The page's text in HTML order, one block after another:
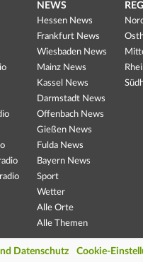
NEWS
Hessen News
Frankfurt News
Wiesbaden News
Mainz News
Kassel News
Darmstadt News
Offenbach News
Gießen News
Fulda News
Bayern News
Sport
Wetter
Alle Orte
Alle Themen
Datenschutz Cookie-